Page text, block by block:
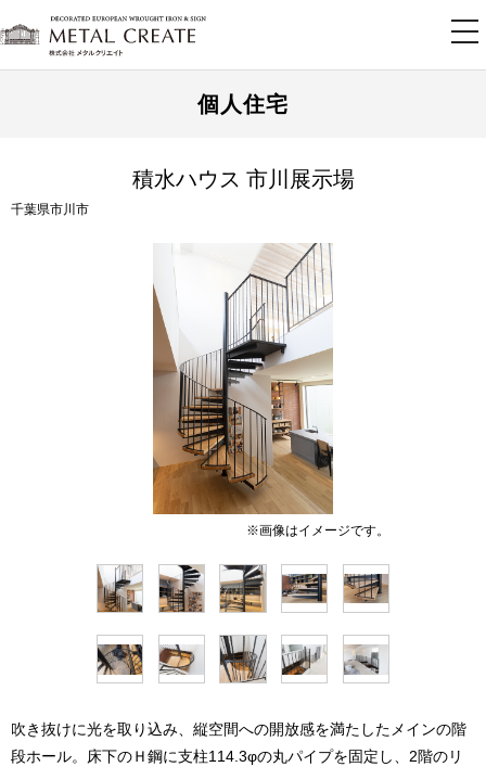
個人住宅
積水ハウス 市川展示場
千葉県市川市
吹き抜けに光を取り込み、縦空間への開放感を満たしたメインの階
段ホール。床下のＨ鋼に支柱114.3φの丸パイプを固定し、2階のリ